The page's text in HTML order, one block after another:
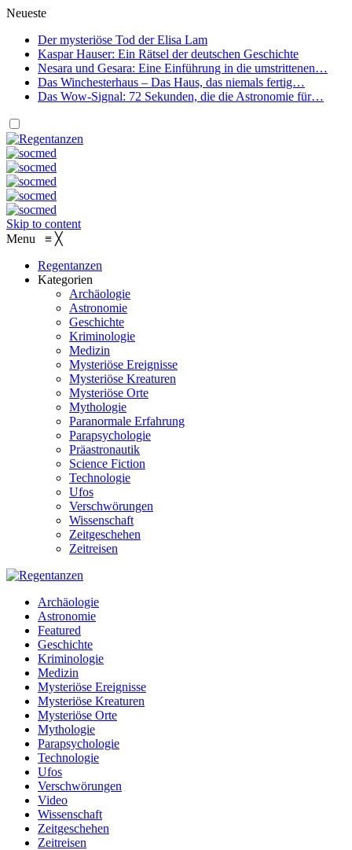
Neueste
Der mysteriöse Tod der Elisa Lam
Kaspar Hauser: Ein Rätsel der deutschen Geschichte
Nesara und Gesara: Eine Einführung in die umstrittenen…
Das Winchesterhaus – Das Haus, das niemals fertig…
Das Wow-Signal: 72 Sekunden, die die Astronomie für…
Skip to content
Menu ≡ ╳
Regentanzen
Kategorien
Archäologie
Astronomie
Geschichte
Kriminologie
Medizin
Mysteriöse Ereignisse
Mysteriöse Kreaturen
Mysteriöse Orte
Mythologie
Paranormale Erfahrung
Parapsychologie
Präastronautik
Science Fiction
Technologie
Ufos
Verschwörungen
Wissenschaft
Zeitgeschehen
Zeitreisen
Archäologie
Astronomie
Featured
Geschichte
Kriminologie
Medizin
Mysteriöse Ereignisse
Mysteriöse Kreaturen
Mysteriöse Orte
Mythologie
Parapsychologie
Technologie
Ufos
Verschwörungen
Video
Wissenschaft
Zeitgeschehen
Zeitreisen